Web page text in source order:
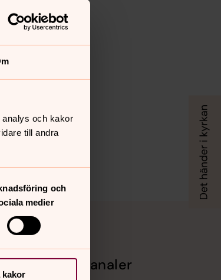
och kakor
till andra
och
medier
kakor
Sociala kanaler